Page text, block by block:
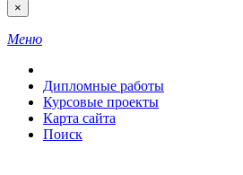
×
Меню
Дипломные работы
Курсовые проекты
Карта сайта
Поиск